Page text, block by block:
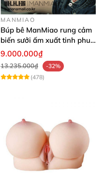
MANMIAO
Búp bê ManMiao rung cảm
biến sưởi ấm xuất tinh phun
nước thông minh cao cấp
9.000.000₫
13.235.000₫
-32%
(478)